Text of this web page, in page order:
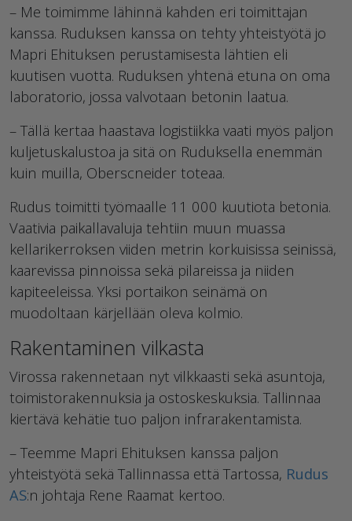
– Me toimimme lähinnä kahden eri toimittajan
kanssa. Ruduksen kanssa on tehty yhteistyötä jo
Mapri Ehituksen perustamisesta lähtien eli
kuutisen vuotta. Ruduksen yhtenä etuna on oma
laboratorio, jossa valvotaan betonin laatua.
– Tällä kertaa haastava logistiikka vaati myös paljon
kuljetuskalustoa ja sitä on Ruduksella enemmän
kuin muilla, Oberscneider toteaa.
Rudus toimitti työmaalle 11 000 kuutiota betonia.
Vaativia paikallavaluja tehtiin muun muassa
kellarikerroksen viiden metrin korkuisissa seinissä,
kaarevissa pinnoissa sekä pilareissa ja niiden
kapiteeleissa. Yksi portaikon seinämä on
muodoltaan kärjellään oleva kolmio.
Rakentaminen vilkasta
Virossa rakennetaan nyt vilkkaasti sekä asuntoja,
toimistorakennuksia ja ostoskeskuksia. Tallinnaa
kiertävä kehätie tuo paljon infrarakentamista.
– Teemme Mapri Ehituksen kanssa paljon
yhteistyötä sekä Tallinnassa että Tartossa, Rudus
AS:n johtaja Rene Raamat kertoo.